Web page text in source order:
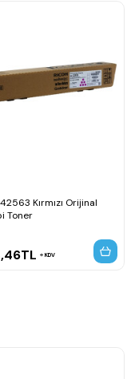
oranına göre)
Kırmızı Orijinal
Toner
TL KDV